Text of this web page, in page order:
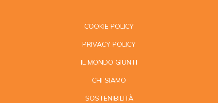
COOKIE POLICY
PRIVACY POLICY
IL MONDO GIUNTI
CHI SIAMO
SOSTENIBILITÀ